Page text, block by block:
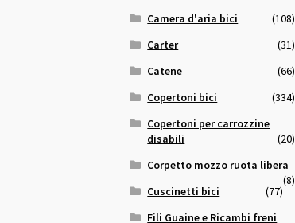
Camera d'aria bici
(108)
Carter
(31)
Catene
(66)
Copertoni bici
(334)
Copertoni per carrozzine
disabili
(20)
Corpetto mozzo ruota libera
(8)
Cuscinetti bici
(77)
Fili Guaine e Ricambi freni